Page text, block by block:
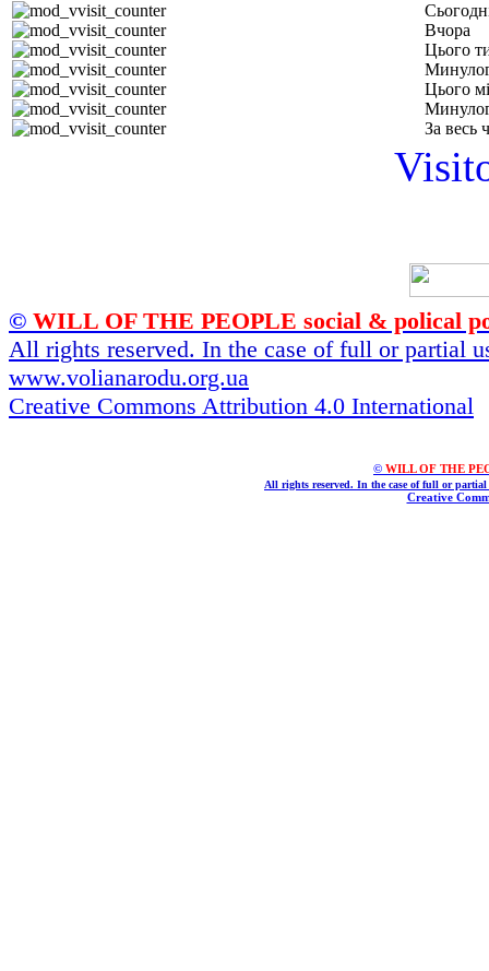
Вчора
Цього
Цього
За весь
© WILL OF THE PEOPLE social & polical
All rights reserved. In the case of full or partial
www.volianarodu.org.ua
Creative Commons Attribution 4.0 International
© WILL OF THE
All rights reserved. In the case of full or
Creative